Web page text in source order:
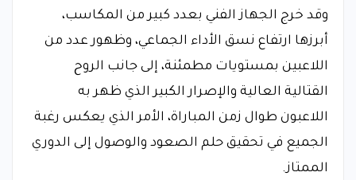
وقد خرج الجهاز الفني بعدد كبير من المكاسب،
أبرزها ارتفاع نسق الأداء الجماعي، وظهور عدد من
اللاعبين بمستويات مطمئنة، إلى جانب الروح
القتالية العالية والإصرار الكبير الذي ظهر به
اللاعبون طوال زمن المباراة، الأمر الذي يعكس رغبة
الجميع في تحقيق حلم الصعود والوصول إلى الدوري
الممتاز.